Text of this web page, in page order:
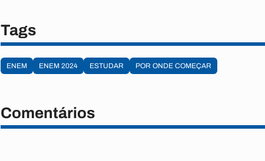
Tags
ENEM ENEM 2024 ESTUDAR POR ONDE COMEÇAR
Comentários